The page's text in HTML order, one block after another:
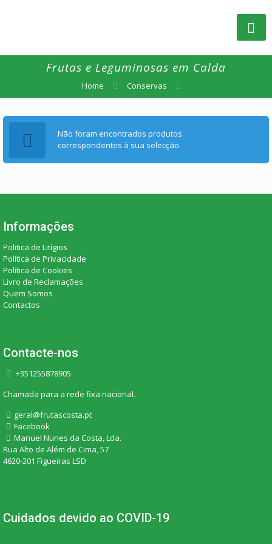
Frutas e Leguminosas em Calda
Home Conservas
Não foram encontrados produtos
correspondentes à sua selecção.
Informações
Politica de Litígios
Política de Privacidade
Política de Cookies
Livro de Reclamações
Quem Somos
Contactos
Contacte-nos
+351255878905
Chamada para a rede fixa nacional.
geral@frutascosta.pt
Facebook
Manuel Nunes da Costa, Lda.
Rua Alto de Além de Cima, 57
4620-201 Figueiras LSD
Cuidados devido ao COVID-19